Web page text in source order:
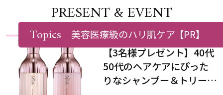
PRESENT & EVENT
【3名様プレゼント】40代
50代のヘアケアにぴった
りなシャンプー＆トリート
Topics 美容医療級のハリ肌ケア【PR】